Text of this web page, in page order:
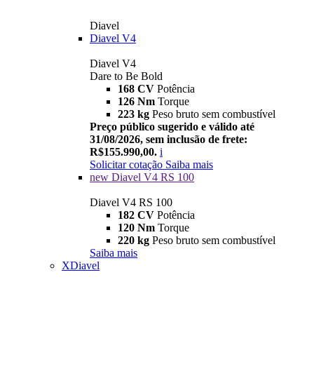
Diavel
Diavel V4
Diavel V4
Dare to Be Bold
168 CV Potência
126 Nm Torque
223 kg Peso bruto sem combustível
Preço público sugerido e válido até
31/08/2026, sem inclusão de frete:
R$155.990,00. i
Solicitar cotação Saiba mais
new Diavel V4 RS 100
Diavel V4 RS 100
182 CV Potência
120 Nm Torque
220 kg Peso bruto sem combustível
Saiba mais
XDiavel